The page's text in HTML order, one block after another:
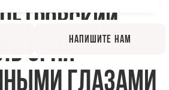
огня
глазами
Напишите нам